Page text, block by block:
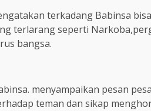
terkadang Babinsa
terlarang seperti
bangsa.
menyampaikan pesan
teman dan sikap